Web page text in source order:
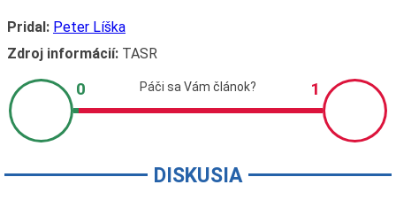
Pridal: Peter Líška
Zdroj informácií:TASR
DISKUSIA